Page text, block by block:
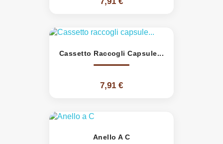
Cassetto Raccogli Capsule...
7,91 €
Anello A C